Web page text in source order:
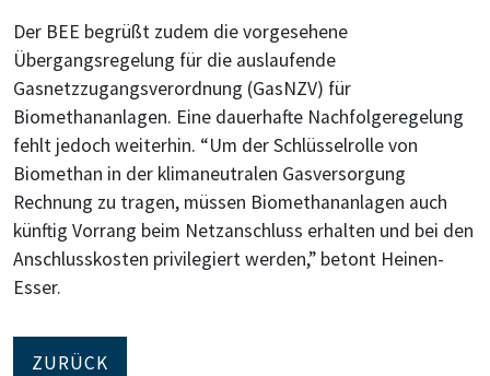
Der BEE begrüßt zudem die vorgesehene
Übergangsregelung für die auslaufende
Gasnetzzugangsverordnung (GasNZV) für
Biomethananlagen. Eine dauerhafte Nachfolgeregelung
fehlt jedoch weiterhin. “Um der Schlüsselrolle von
Biomethan in der klimaneutralen Gasversorgung
Rechnung zu tragen, müssen Biomethananlagen auch
künftig Vorrang beim Netzanschluss erhalten und bei den
Anschlusskosten privilegiert werden,” betont Heinen-
Esser.
ZURÜCK